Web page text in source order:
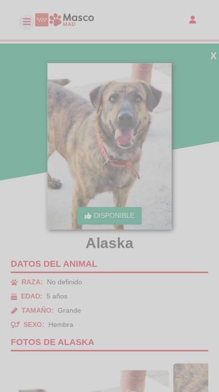
DISPONIBLE
X
Alaska
DATOS DEL ANIMAL
RAZA:
No definido
EDAD:
5 años
TAMAÑO:
Grande
SEXO:
Hembra
FOTOS DE ALASKA